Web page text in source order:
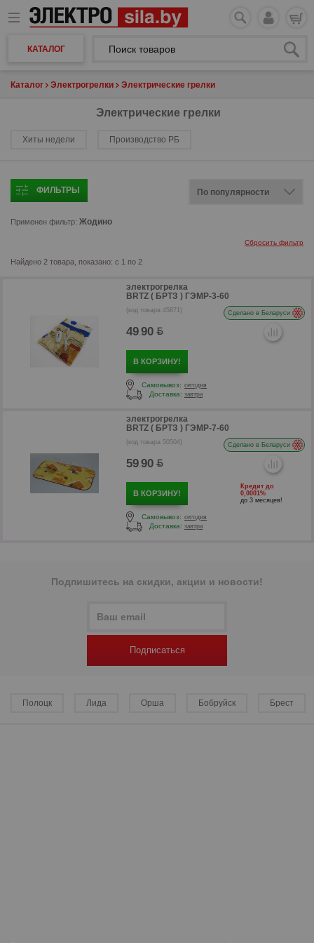
КАТАЛОГ
Каталог Электрогрелки Электрические грелки
Электрические грелки
Хиты недели Производство РБ
ФИЛЬТРЫ
Применен фильтр: Жодино
Сбросить фильтр
Найдено 2 товара, показано: с 1 по 2
электрогрелка
BRTZ ( БРТЗ ) ГЭМР-3-60
(код товара 45871) Сделано в Беларуси
49.90
р
В КОРЗИНУ!
Самовывоз: сегодня
Доставка: завтра
электрогрелка
BRTZ ( БРТЗ ) ГЭМР-7-60
(код товара 50504) Сделано в Беларуси
59.90
В КОРЗИНУ!
Кредит до
0,0001%
до 3 месяцев!
Самовывоз: сегодня
Доставка: завтра
Подпишитесь на скидки, акции и новости!
Подписаться
Полоцк Лида Орша Бобруйск Брест